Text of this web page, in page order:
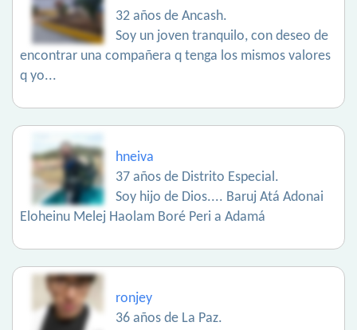
32 años de Ancash.
Soy un joven tranquilo, con deseo de
encontrar una compañera q tenga los mismos valores
q yo...
hneiva
37 años de Distrito Especial.
Soy hijo de Dios.... Baruj Atá Adonai
Eloheinu Melej Haolam Boré Peri a Adamá
ronjey
36 años de La Paz.